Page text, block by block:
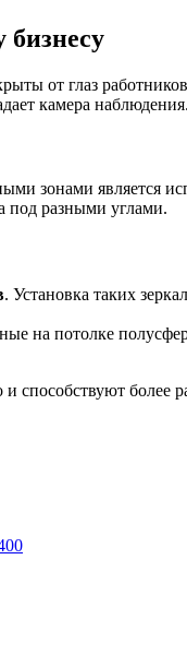
от глаз
камера
зонами является
под разными углами.
. Установка таких
на потолке
более